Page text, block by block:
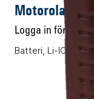
Motorola
Logga in för pris
Batteri, Li-ION,